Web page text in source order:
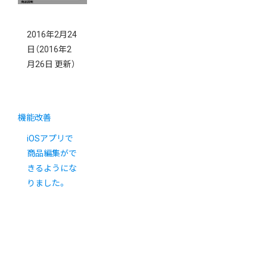
2016年2月24
日 （2016年2
月26日 更新）
機能改善
iOSアプリで
商品編集がで
きるようにな
りました。